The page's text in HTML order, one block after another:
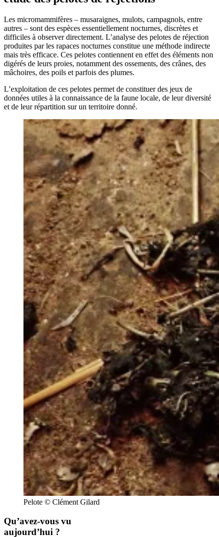
Les micromammifères – musaraignes, mulots, campagnols, entre
autres – sont des espèces essentiellement nocturnes, discrètes et
difficiles à observer directement. L’analyse des pelotes de réjection
produites par les rapaces nocturnes constitue une méthode indirecte
mais très efficace. Ces pelotes contiennent en effet des éléments non
digérés de leurs proies, notamment des ossements, des crânes, des
mâchoires, des poils et parfois des plumes.
L’exploitation de ces pelotes permet de constituer des jeux de
données utiles à la connaissance de la faune locale, de leur diversité
et de leur répartition sur un territoire donné.
Pelote © Clément Gilard
Qu’avez-vous vu
aujourd’hui ?